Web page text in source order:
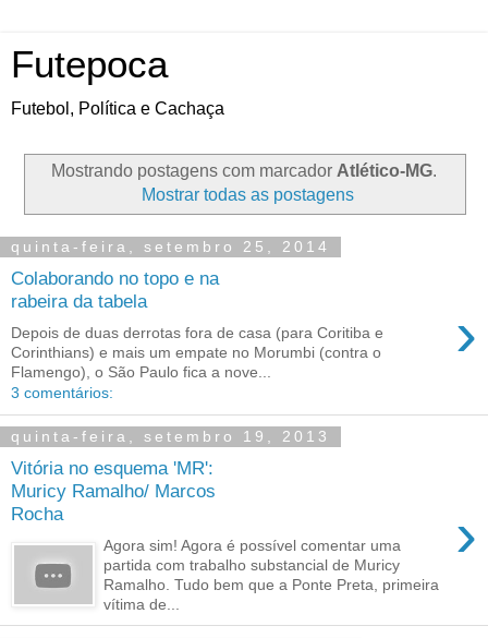
Futepoca
Futebol, Política e Cachaça
Mostrando postagens com marcador Atlético-MG.
Mostrar todas as postagens
quinta-feira, setembro 25, 2014
Colaborando no topo e na
rabeira da tabela
›
Depois de duas derrotas fora de casa (para Coritiba e
Corinthians) e mais um empate no Morumbi (contra o
Flamengo), o São Paulo fica a nove...
3 comentários:
quinta-feira, setembro 19, 2013
Vitória no esquema 'MR':
Muricy Ramalho/ Marcos
Rocha
›
Agora sim! Agora é possível comentar uma
partida com trabalho substancial de Muricy
Ramalho. Tudo bem que a Ponte Preta, primeira
vítima de...